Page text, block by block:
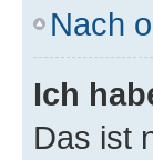
Nach
Ich
Das ist